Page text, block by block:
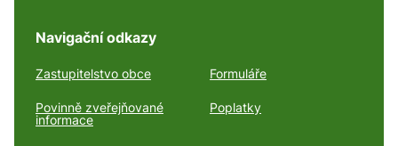
Navigační odkazy
Zastupitelstvo obce Formuláře
Povinně zveřejňované
informace
Poplatky